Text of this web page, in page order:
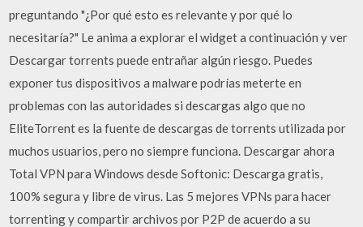
preguntando "¿Por qué esto es relevante y por qué lo
necesitaría?" Le anima a explorar el widget a continuación y ver
Descargar torrents puede entrañar algún riesgo. Puedes
exponer tus dispositivos a malware podrías meterte en
problemas con las autoridades si descargas algo que no
EliteTorrent es la fuente de descargas de torrents utilizada por
muchos usuarios, pero no siempre funciona. Descargar ahora
Total VPN para Windows desde Softonic: Descarga gratis,
100% segura y libre de virus. Las 5 mejores VPNs para hacer
torrenting y compartir archivos por P2P de acuerdo a su